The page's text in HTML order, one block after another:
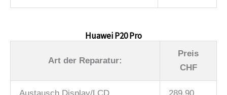
Huawei P20 Pro
Art der Reparatur:
Preis
CHF